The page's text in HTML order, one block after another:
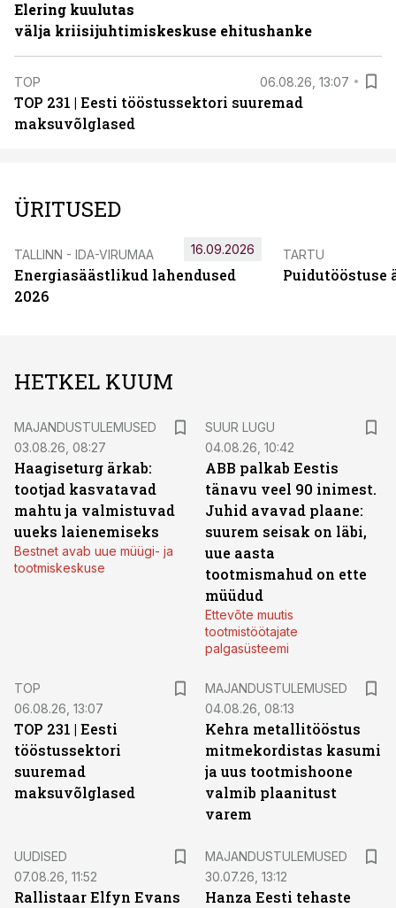
Elering kuulutas
välja kriisijuhtimiskeskuse ehitushanke
TOP 06.08.26, 13:07
TOP 231 | Eesti tööstussektori suuremad
maksuvõlglased
ÜRITUSED
TALLINN - IDA-VIRUMAA
Energiasäästlikud lahendused
2026
16.09.2026 TARTU
Puidutööstuse
HETKEL KUUM
MAJANDUSTULEMUSED
03.08.26, 08:27
Haagiseturg ärkab:
tootjad kasvatavad
mahtu ja valmistuvad
uueks laienemiseks
Bestnet avab uue müügi- ja
tootmiskeskuse
SUUR LUGU
04.08.26, 10:42
ABB palkab Eestis
tänavu veel 90 inimest.
Juhid avavad plaane:
suurem seisak on läbi,
uue aasta
tootmismahud on ette
müüdud
Ettevõte muutis
tootmistöötajate
palgasüsteemi
TOP
06.08.26, 13:07
TOP 231 | Eesti
tööstussektori
suuremad
maksuvõlglased
MAJANDUSTULEMUSED
04.08.26, 08:13
Kehra metallitööstus
mitmekordistas kasumi
ja uus tootmishoone
valmib plaanitust
varem
UUDISED
07.08.26, 11:52
Rallistaar Elfyn Evans
MAJANDUSTULEMUSED
30.07.26, 13:12
Hanza Eesti tehaste